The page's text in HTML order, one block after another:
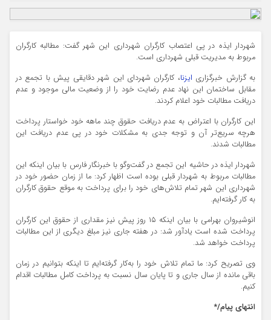
شهردار ایذه در پی اعتصاب کارگران شهرداری این شهر گفت: مطالبه کارگران
مربوط به مدیریت قبلی شهرداری است.
به گزارش خبرگزاری ایزنا، کارگران شهردای این شهر دقایقی پیش با تجمع در
مقابل ساختمان این نهاد عدم رضایت خود را از وضعیت مالی موجود و عدم
دریافت مطالبات خود اعلام کردند.
این کارگران با اعتراض به عدم دریافت حقوق چند ماهه خود خواستار پرداخت
هرچه سریع‌تر آن و توجه جدی به مشکلات خود در پی عدم دریافت این
مطالبات شدند.
شهردار ایذه در حاشیه این تجمع در گفت‌و‌گو با خبرنگار فارس با بیان اینکه این
مطالبات مربوط به شهردار قبلی بوده است اظهار کرد: ما از زمان حضور خود در
شهرداری این شهر تمام تلاش‌های خود را برای پرداخت به موقع حقوق کارگران
به کار گرفته‌ایم.
انوشیروان بهرامی با بیان اینکه ۱۵ روز پیش نیز مقداری از حقوق این کارگران
پرداخت شده است یادآور شد: در هفته جاری نیز مبلغ دیگری از این مطالبات
پرداخت خواهد شد.
وی تصریح کرد: ما تمام تلاش خود را به‌کار گرفته‌ایم تا اینکه بتوانیم در زمان
باقی مانده از سال جاری و تا پایان سال نسبت به پرداخت کامل مطالبات اقدام
کنیم.
انتهای پیام/*